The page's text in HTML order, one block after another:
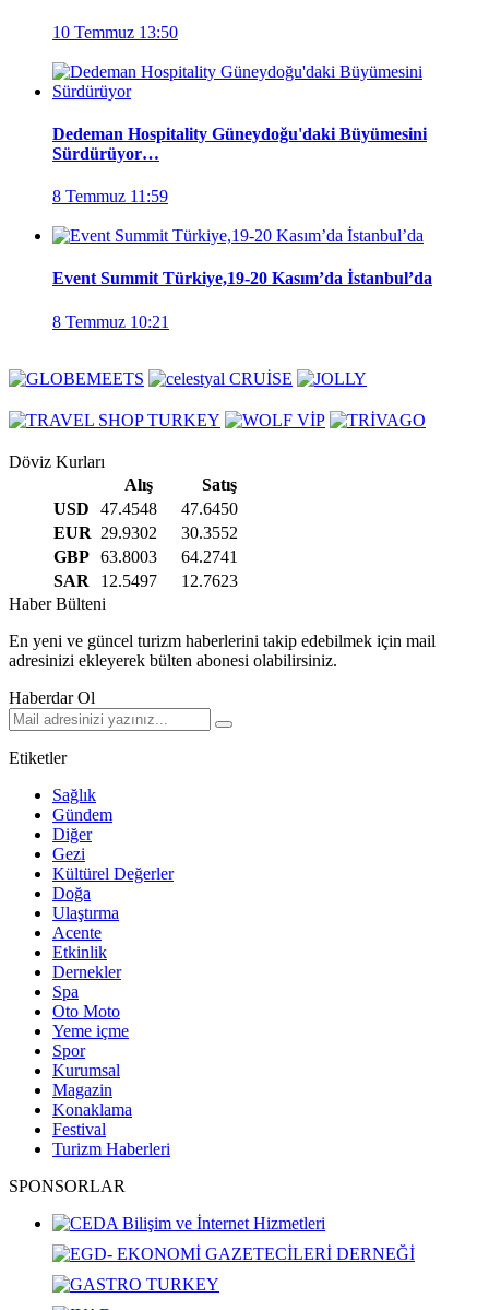
10 Temmuz 13:50
Dedeman Hospitality Güneydoğu'daki Büyümesini
Sürdürüyor…
8 Temmuz 11:59
Event Summit Türkiye,19-20 Kasım’da İstanbul’da
8 Temmuz 10:21
Döviz Kurları
Alış
Satış
USD
47.4548
47.6450
EUR 29.9302
30.3552
GBP 63.8003
64.2741
SAR
12.5497
12.7623
Haber Bülteni
En yeni ve güncel turizm haberlerini takip edebilmek için mail
adresinizi ekleyerek bülten abonesi olabilirsiniz.
Haberdar Ol
Etiketler
Sağlık
Gündem
Diğer
Gezi
Kültürel Değerler
Doğa
Ulaştırma
Acente
Etkinlik
Dernekler
Spa
Oto Moto
Yeme içme
Spor
Kurumsal
Magazin
Konaklama
Festival
Turizm Haberleri
SPONSORLAR